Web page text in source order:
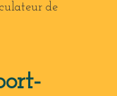
de